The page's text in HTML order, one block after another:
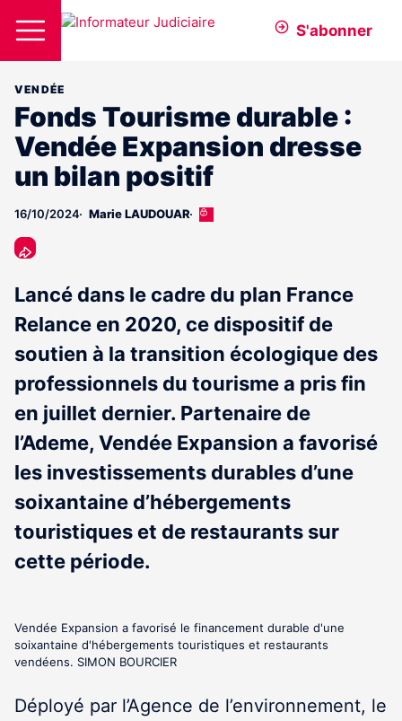
S'abonner
VENDÉE
Fonds Tourisme durable :
Vendée Expansion dresse
un bilan positif
16/10/2024 Marie LAUDOUAR
Cet
abonnés
Lancé dans le cadre du plan France
Relance en 2020, ce dispositif de
soutien à la transition écologique des
professionnels du tourisme a pris fin
en juillet dernier. Partenaire de
l’Ademe, Vendée Expansion a favorisé
les investissements durables d’une
soixantaine d’hébergements
touristiques et de restaurants sur
cette période.
Vendée Expansion a favorisé le financement durable d'une
soixantaine d'hébergements touristiques et restaurants
vendéens. SIMON BOURCIER
Déployé par l’Agence de l’environnement, le